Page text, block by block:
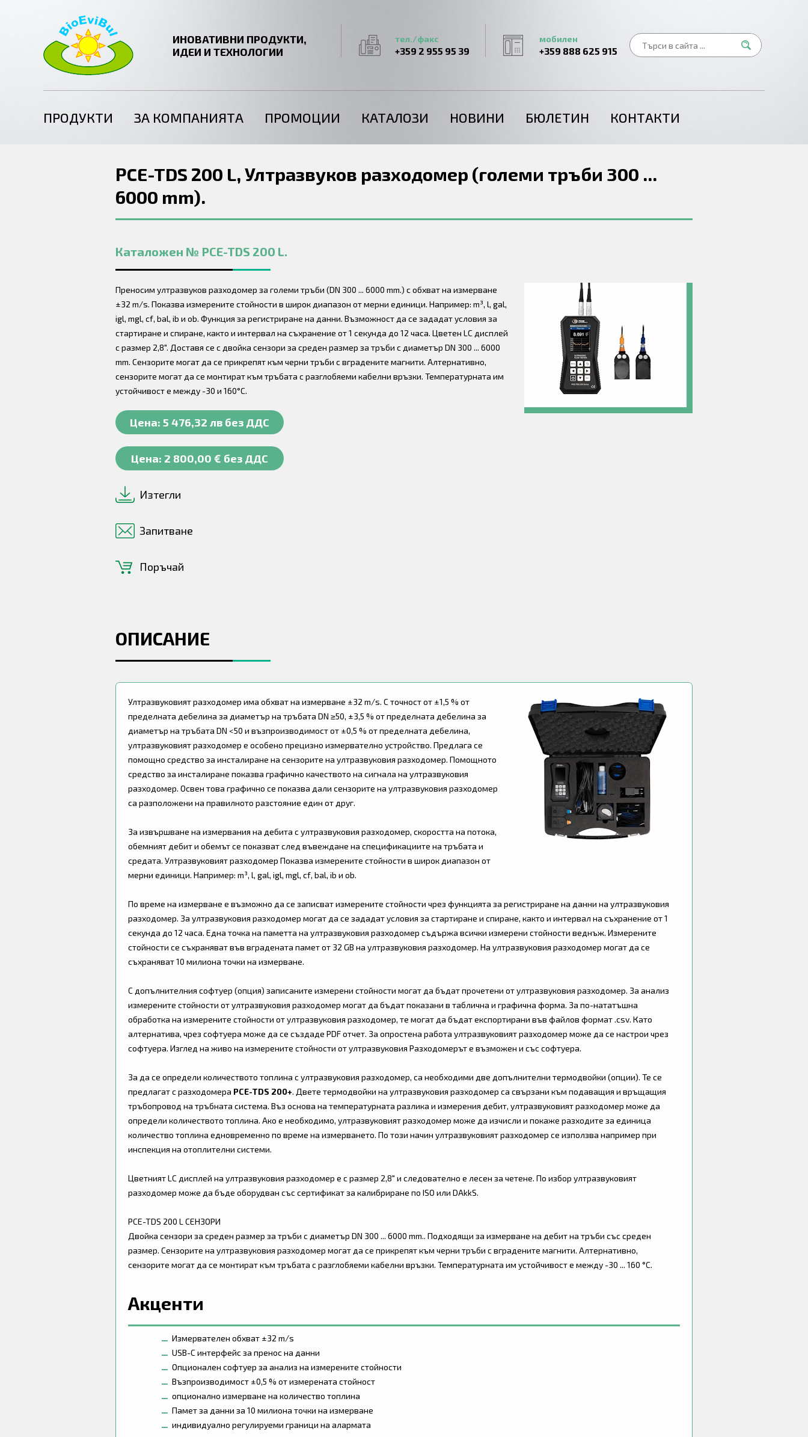
ИНОВАТИВНИ ПРОДУКТИ,
ИДЕИ И ТЕХНОЛОГИИ
тел./факс
+359 2 955 95 39
мобилен
+359 888 625 915
ПРОДУКТИ ЗА КОМПАНИЯТА ПРОМОЦИИ КАТАЛОЗИ НОВИНИ БЮЛЕТИН КОНТАКТИ
PCE-TDS 200 L, Ултразвуков разходомер (големи тръби 300 ...
6000 mm).
Каталожен № PCE-TDS 200 L.
Преносим ултразвуков разходомер за големи тръби (DN 300 ... 6000 mm.) с обхват на измерване
±32 m/s. Показва измерените стойности в широк диапазон от мерни единици. Например: m³, l, gal,
igl, mgl, cf, bal, ib и ob. Функция за регистриране на данни. Възможност да се зададат условия за
стартиране и спиране, както и интервал на съхранение от 1 секунда до 12 часа. Цветен LC дисплей
с размер 2,8". Доставя се с двойка сензори за среден размер за тръби с диаметър DN 300 ... 6000
mm. Сензорите могат да се прикрепят към черни тръби с вградените магнити. Алтернативно,
сензорите могат да се монтират към тръбата с разглобяеми кабелни връзки. Температурната им
устойчивост е между -30 и 160°C.
Цена: 5 476,32 лв без ДДС
Цена: 2 800,00 € без ДДС
Изтегли
Запитване
Поръчай
ОПИСАНИЕ
Ултразвуковият разходомер има обхват на измерване ±32 m/s. С точност от ±1,5 % от
пределната дебелина за диаметър на тръбата DN ≥50, ±3,5 % от пределната дебелина за
диаметър на тръбата DN <50 и възпроизводимост от ±0,5 % от пределната дебелина,
ултразвуковият разходомер е особено прецизно измервателно устройство. Предлага се
помощно средство за инсталиране на сензорите на ултразвуковия разходомер. Помощното
средство за инсталиране показва графично качеството на сигнала на ултразвуковия
разходомер. Освен това графично се показва дали сензорите на ултразвуковия разходомер
са разположени на правилното разстояние един от друг.
За извършване на измервания на дебита с ултразвуковия разходомер, скоростта на потока,
обемният дебит и обемът се показват след въвеждане на спецификациите на тръбата и
средата. Ултразвуковият разходомер Показва измерените стойности в широк диапазон от
мерни единици. Например: m³, l, gal, igl, mgl, cf, bal, ib и ob.
По време на измерване е възможно да се записват измерените стойности чрез функцията за регистриране на данни на ултразвуковия
разходомер. За ултразвуковия разходомер могат да се зададат условия за стартиране и спиране, както и интервал на съхранение от 1
секунда до 12 часа. Една точка на паметта на ултразвуковия разходомер съдържа всички измерени стойности веднъж. Измерените
стойности се съхраняват във вградената памет от 32 GB на ултразвуковия разходомер. На ултразвуковия разходомер могат да се
съхраняват 10 милиона точки на измерване.
С допълнителния софтуер (опция) записаните измерени стойности могат да бъдат прочетени от ултразвуковия разходомер. За анализ
измерените стойности от ултразвуковия разходомер могат да бъдат показани в таблична и графична форма. За по-нататъшна
обработка на измерените стойности от ултразвуковия разходомер, те могат да бъдат експортирани във файлов формат .csv. Като
алтернатива, чрез софтуера може да се създаде PDF отчет. За опростена работа ултразвуковият разходомер може да се настрои чрез
софтуера. Изглед на живо на измерените стойности от ултразвуковия Разходомерът е възможен и със софтуера.
За да се определи количеството топлина с ултразвуковия разходомер, са необходими две допълнителни термодвойки (опции). Те се
предлагат с разходомера PCE-TDS 200+. Двете термодвойки на ултразвуковия разходомер са свързани към подаващия и връщащия
тръбопровод на тръбната система. Въз основа на температурната разлика и измерения дебит, ултразвуковият разходомер може да
определи количеството топлина. Ако е необходимо, ултразвуковият разходомер може да изчисли и покаже разходите за единица
количество топлина едновременно по време на измерването. По този начин ултразвуковият разходомер се използва например при
инспекция на отоплителни системи.
Цветният LC дисплей на ултразвуковия разходомер е с размер 2,8" и следователно е лесен за четене. По избор ултразвуковият
разходомер може да бъде оборудван със сертификат за калибриране по ISO или DAkkS.
PCE-TDS 200 L СЕНЗОРИ
Двойка сензори за среден размер за тръби с диаметър DN 300 ... 6000 mm.. Подходящи за измерване на дебит на тръби със среден
размер. Сензорите на ултразвуковия разходомер могат да се прикрепят към черни тръби с вградените магнити. Алтернативно,
сензорите могат да се монтират към тръбата с разглобяеми кабелни връзки. Температурната им устойчивост е между -30 ... 160 °C.
Акценти
Измервателен обхват ±32 m/s
USB-C интерфейс за пренос на данни
Опционален софтуер за анализ на измерените стойности
Възпроизводимост ±0,5 % от измерената стойност
опционално измерване на количество топлина
Памет за данни за 10 милиона точки на измерване
индивидуално регулируеми граници на алармата